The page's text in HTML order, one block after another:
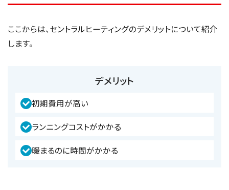
ここからは、セントラルヒーティングのデメリットについて紹介
します。
デメリット
初期費用が高い
ランニングコストがかかる
暖まるのに時間がかかる